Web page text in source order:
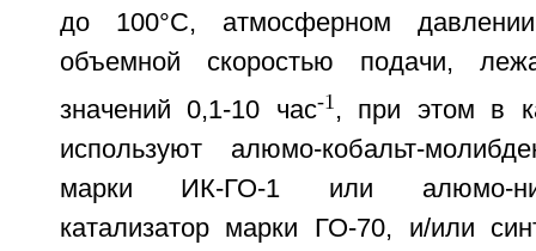
до 100°C, атмосферном
объемной скоростью подачи,
значений 0,1-10 час-1 , при этом в
используют алюмо-кобальт-
марки ИК-ГО-1 или алюмо-
катализатор марки ГО-70, и/или